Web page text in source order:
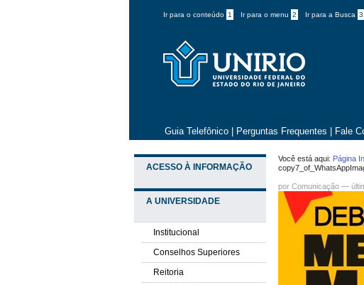
Ir para o conteúdo 1 Ir para o menu 2 Ir para a Busca 3
Guia Telefônico Perguntas Frequentes Fale
ACESSO À INFORMAÇÃO
A UNIVERSIDADE
Institucional
Conselhos Superiores
Reitoria
Você está aqui: Página
porComunicação —